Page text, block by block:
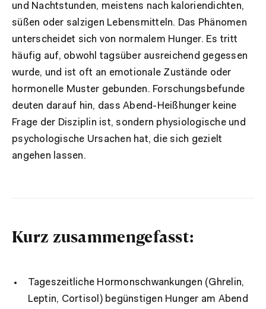
und Nachtstunden, meistens nach kaloriendichten,
süßen oder salzigen Lebensmitteln. Das Phänomen
unterscheidet sich von normalem Hunger. Es tritt
häufig auf, obwohl tagsüber ausreichend gegessen
wurde, und ist oft an emotionale Zustände oder
hormonelle Muster gebunden. Forschungsbefunde
deuten darauf hin, dass Abend-Heißhunger keine
Frage der Disziplin ist, sondern physiologische und
psychologische Ursachen hat, die sich gezielt
angehen lassen.
Kurz zusammengefasst:
Tageszeitliche Hormonschwankungen (Ghrelin,
Leptin, Cortisol) begünstigen Hunger am Abend